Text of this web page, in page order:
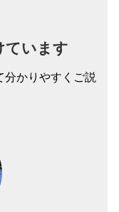
ています
分かりやすくご説